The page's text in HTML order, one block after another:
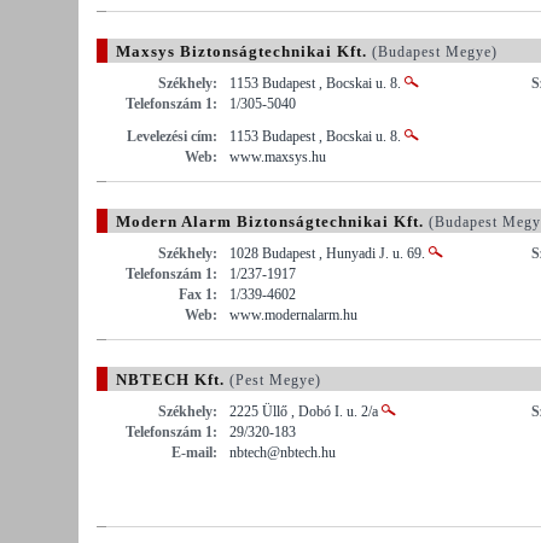
Maxsys Biztonságtechnikai Kft. (Budapest Megye)
Székhely:
1153 Budapest , Bocskai u. 8.
Telefonszám 1:
1/305-5040
Levelezési cím:
1153 Budapest , Bocskai u. 8.
Web:
www.maxsys.hu
Modern Alarm Biztonságtechnikai Kft. (Budapest
Székhely:
1028 Budapest , Hunyadi J. u. 69.
Telefonszám 1:
1/237-1917
Fax 1:
1/339-4602
Web:
www.modernalarm.hu
NBTECH Kft. (Pest Megye)
Székhely:
2225 Üllő , Dobó I. u. 2/a
Telefonszám 1:
29/320-183
E-mail:
nbtech@nbtech.hu